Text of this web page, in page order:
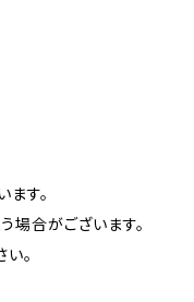
す。
場合がございます。
。